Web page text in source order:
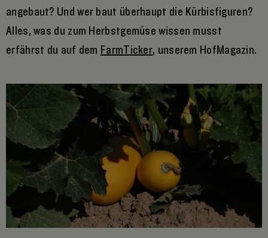
angebaut? Und wer baut überhaupt die Kürbisfiguren?
Alles, was du zum Herbstgemüse wissen musst
erfährst du auf dem FarmTicker, unserem HofMagazin.